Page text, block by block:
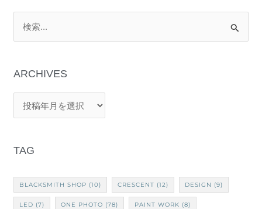
TAG
BLACKSMITH SHOP (10) CRESCENT (12) DESIGN (9)
LED (7) ONE PHOTO (78) PAINT WORK (8)